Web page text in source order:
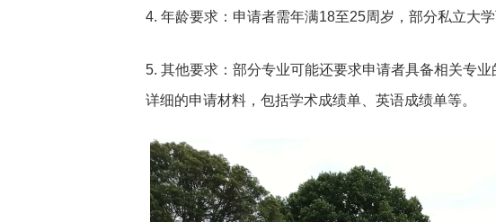
4. 年龄要求：申请者需年满18至25周岁，部分私立大学
5. 其他要求：部分专业可能还要求申请者具备相关专
详细的申请材料，包括学术成绩单、英语成绩单等。